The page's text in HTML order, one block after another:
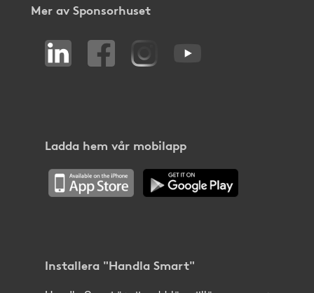
Mer av Sponsorhuset
Ladda hem vår mobilapp
Installera "Handla Smart"